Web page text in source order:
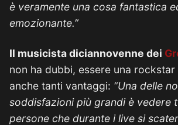
è veramente una cosa fantastica
emozionante.”
Il musicista diciannovenne dei
non ha dubbi, essere una
anche tanti vantaggi: “Una delle
soddisfazioni più grandi è vedere
persone che durante i live si